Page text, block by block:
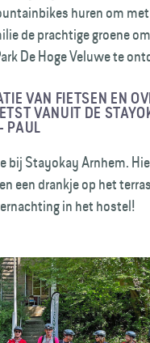
huren om
de prachtige groene
De Hoge Veluwe te
VAN FIETSEN EN
VANUIT DE
PAUL
bij Stayokay Arnhem.
een drankje op het
in het hostel!